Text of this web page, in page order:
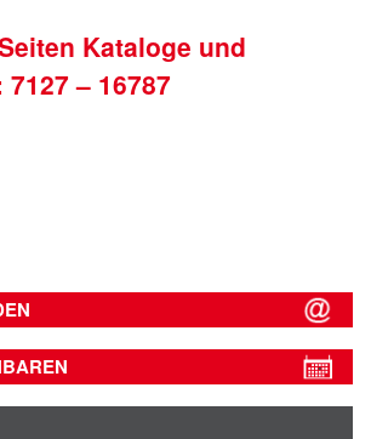
Kataloge und
– 16787